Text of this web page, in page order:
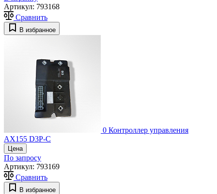
Артикул: 793168
Сравнить
В избранное
0 Контроллер управления
AX155 D3P-C
Цена
По запросу
Артикул: 793169
Сравнить
В избранное